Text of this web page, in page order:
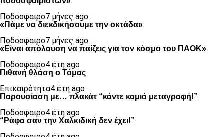
Ποδόσφαιρο7 μήνες ago
«Πάμε να διεκδικήσουμε την οκτάδα»
Ποδόσφαιρο7 μήνες ago
«Είναι απόλαυση να παίζεις για τον κόσμο του ΠΑΟΚ»
Ποδόσφαιρο4 έτη ago
Πιθανή θλάση ο Τόμας
Επικαιρότητα4 έτη ago
Παρουσίαση με… πλακάτ “κάντε καμιά μεταγραφή!”
Ποδόσφαιρο4 έτη ago
“Ράφα σαν την Χαλκιδική δεν έχει!”